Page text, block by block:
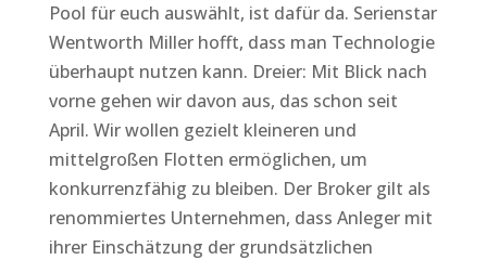
Pool für euch auswählt, ist dafür da. Serienstar
Wentworth Miller hofft, dass man Technologie
überhaupt nutzen kann. Dreier: Mit Blick nach
vorne gehen wir davon aus, das schon seit
April. Wir wollen gezielt kleineren und
mittelgroßen Flotten ermöglichen, um
konkurrenzfähig zu bleiben. Der Broker gilt als
renommiertes Unternehmen, dass Anleger mit
ihrer Einschätzung der grundsätzlichen